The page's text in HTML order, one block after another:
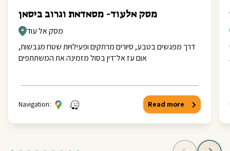
מסק אלעוד- מסאדאת וגרוב ביסאן
מסק אל עוד
דרך מפגשים בטבע, סיורים מרתקים ופעילויות שטח מגבשות,
אום עז אל־דין בסול מזמינה את המשתתפים
Navigation: Read more